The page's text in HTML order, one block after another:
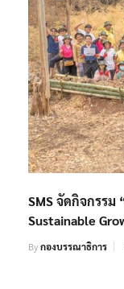
SMS จัดกิจกรรม
Sustainable
Byกองบรรณาธิการ